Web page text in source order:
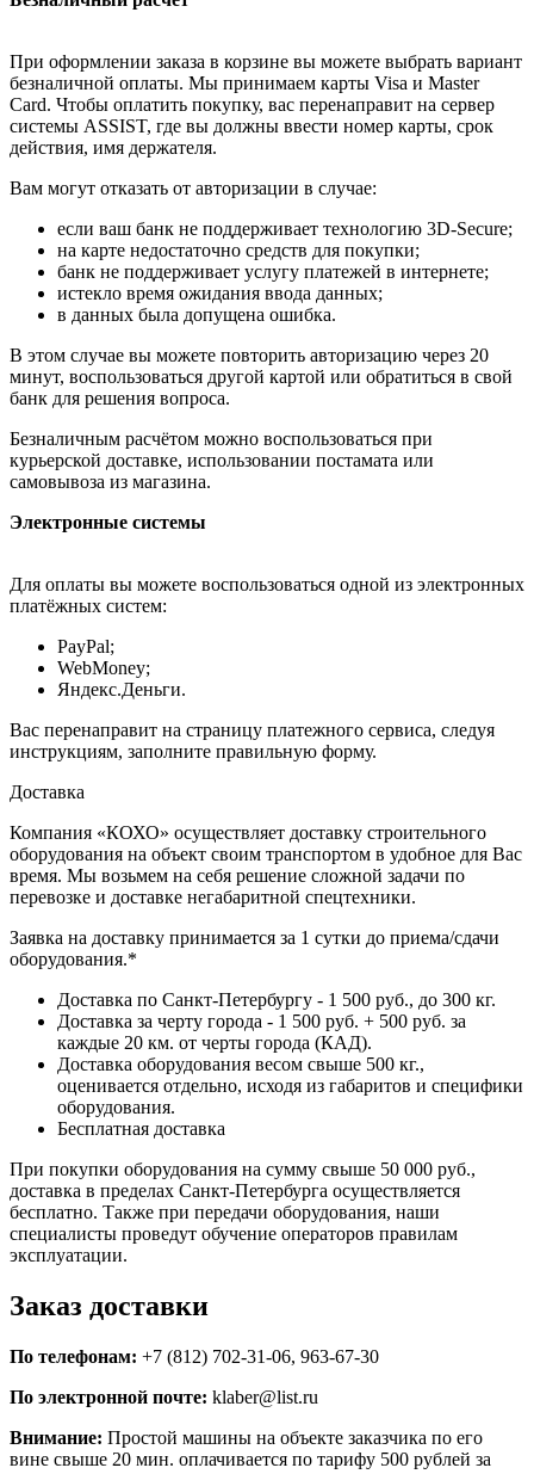
При оформлении заказа в корзине вы можете выбрать вариант
безналичной оплаты. Мы принимаем карты Visa и Master
Card. Чтобы оплатить покупку, вас перенаправит на сервер
системы ASSIST, где вы должны ввести номер карты, срок
действия, имя держателя.
Вам могут отказать от авторизации в случае:
если ваш банк не поддерживает технологию 3D-Secure;
на карте недостаточно средств для покупки;
банк не поддерживает услугу платежей в интернете;
истекло время ожидания ввода данных;
в данных была допущена ошибка.
В этом случае вы можете повторить авторизацию через 20
минут, воспользоваться другой картой или обратиться в свой
банк для решения вопроса.
Безналичным расчётом можно воспользоваться при
курьерской доставке, использовании постамата или
самовывоза из магазина.
Электронные системы
Для оплаты вы можете воспользоваться одной из электронных
платёжных систем:
PayPal;
WebMoney;
Яндекс.Деньги.
Вас перенаправит на страницу платежного сервиса, следуя
инструкциям, заполните правильную форму.
Доставка
Компания «КОХО» осуществляет доставку строительного
оборудования на объект своим транспортом в удобное для Вас
время. Мы возьмем на себя решение сложной задачи по
перевозке и доставке негабаритной спецтехники.
Заявка на доставку принимается за 1 сутки до приема/сдачи
оборудования.*
Доставка по Санкт-Петербургу - 1 500 руб., до 300 кг.
Доставка за черту города - 1 500 руб. + 500 руб. за
каждые 20 км. от черты города (КАД).
Доставка оборудования весом свыше 500 кг.,
оценивается отдельно, исходя из габаритов и специфики
оборудования.
Бесплатная доставка
При покупки оборудования на сумму свыше 50 000 руб.,
доставка в пределах Санкт-Петербурга осуществляется
бесплатно. Также при передачи оборудования, наши
специалисты проведут обучение операторов правилам
эксплуатации.
Заказ доставки
По телефонам: +7 (812) 702-31-06, 963-67-30
По электронной почте: klaber@list.ru
Внимание: Простой машины на объекте заказчика по его
вине свыше 20 мин. оплачивается по тарифу 500 рублей за